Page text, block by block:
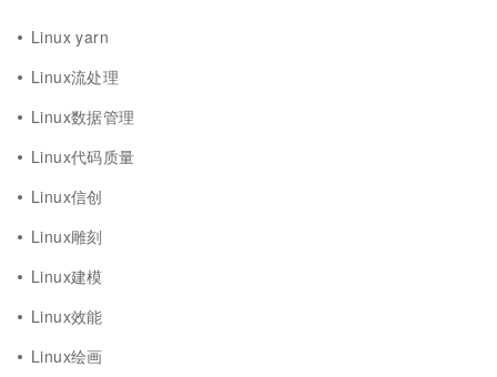
Linux yarn
Linux流处理
Linux数据管理
Linux代码质量
Linux信创
Linux雕刻
Linux建模
Linux效能
Linux绘画